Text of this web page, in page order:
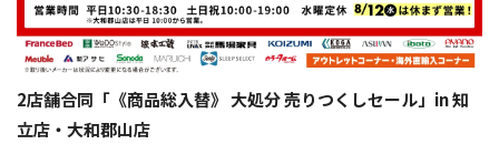
2店舗合同「《商品総入替》 大処分 売りつくしセール」in 知
立店・大和郡山店